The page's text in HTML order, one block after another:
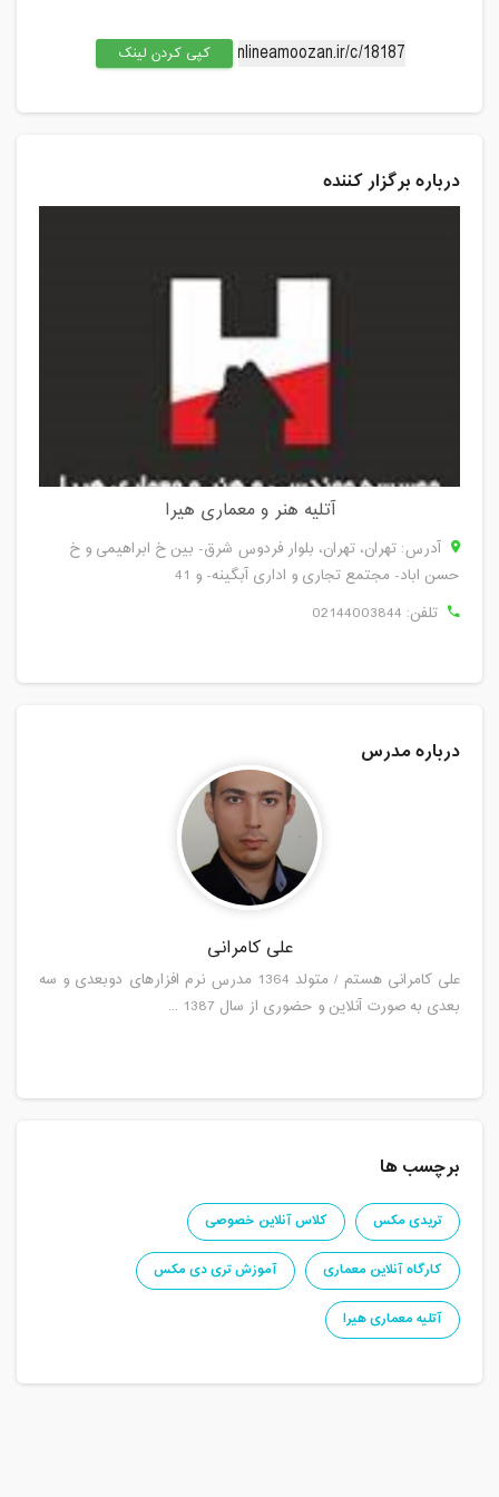
کپی کردن لینک
درباره برگزار کننده
آتلیه هنر و معماری هیرا
آدرس: تهران، تهران، بلوار فردوس شرق- بین خ ابراهیمی و خ
حسن اباد- مجتمع تجاری و اداری آبگینه- و 41
تلفن: 02144003844
درباره مدرس
علی کامرانی
علی کامرانی هستم / متولد 1364 مدرس نرم افزارهای دوبعدی و سه
بعدی به صورت آنلاین و حضوری از سال 1387 ...
برچسب ها
تریدی مکس
کلاس آنلاین خصوصی
کارگاه آنلاین معماری
آموزش تری دی مکس
آتلیه معماری هیرا